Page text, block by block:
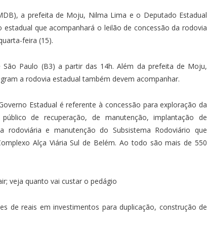
a prefeita de Moju, Nilma Lima e o Deputado Estadual
que acompanhará o leilão de concessão da rodovia
feira (15).
Paulo (B3) a partir das 14h. Além da prefeita de Moju,
a rodovia estadual também devem acompanhar.
Estadual é referente à concessão para exploração da
de recuperação, de manutenção, implantação de
rodoviária e manutenção do Subsistema Rodoviário que
Alça Viária Sul de Belém. Ao todo são mais de 550
veja quanto vai custar o pedágio
de reais em investimentos para duplicação, construção de